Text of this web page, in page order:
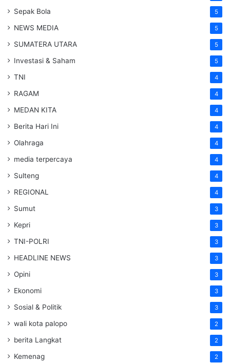
Sepak Bola 5
NEWS MEDIA 5
SUMATERA UTARA 5
Investasi & Saham 5
TNI 4
RAGAM 4
MEDAN KITA 4
Berita Hari Ini 4
Olahraga 4
media terpercaya 4
Sulteng 4
REGIONAL 4
Sumut 3
Kepri 3
TNI-POLRI 3
HEADLINE NEWS 3
Opini 3
Ekonomi 3
Sosial & Politik 3
wali kota palopo 2
berita Langkat 2
Kemenag 2